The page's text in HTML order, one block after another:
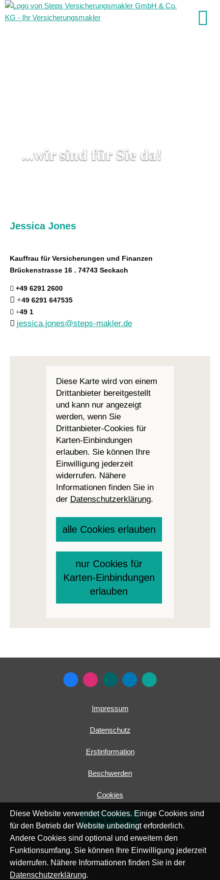
...wir sind für Sie da!
Jessica Jones
Kauffrau für Versicherungen und Finanzen
Brückenstrasse 16 . 74743 Seckach
+49 6291 2600
+49 6291 647535
+49 1
jessica.jones@steps-makler.de
Diese Karte wird von einem
Drittanbieter bereitgestellt
und kann nur angezeigt
werden, wenn Sie
Drittanbieter-Cookies für
Karten-Einbindungen
erlauben. Sie können Ihre
Einwilligung jederzeit
widerrufen. Nähere
Informationen finden Sie in
der Datenschutzerklärung.
alle Cookies erlauben
nur Cookies für
Karten-Einbindungen
erlauben
Impressum
Datenschutz
Erstinformation
Beschwerden
Cookies
Vertrag widerrufen
Diese Website verwendet Cookies. Einige Cookies sind
für den Betrieb der Website unbedingt erforderlich.
Andere Cookies sind optional und erweitern den
Funktionsumfang. Sie können Ihre Einwilligung jederzeit
widerrufen. Nähere Informationen finden Sie in der
Datenschutzerklärung.